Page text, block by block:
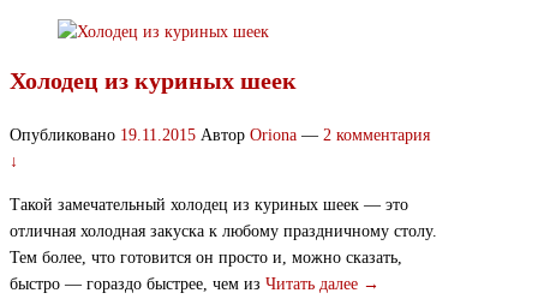
Холодец из куриных шеек
Опубликовано 19.11.2015 Автор Oriona — 2 комментария
↓
Такой замечательный холодец из куриных шеек — это
отличная холодная закуска к любому праздничному столу.
Тем более, что готовится он просто и, можно сказать,
быстро — гораздо быстрее, чем из Читать далее →